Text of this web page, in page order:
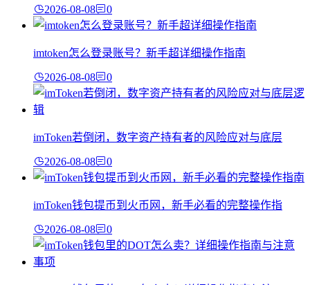
2026-08-08 0
imtoken怎么登录账号？新手超详细操作指南
2026-08-08 0
imToken若倒闭，数字资产持有者的风险应对与底层
2026-08-08 0
imToken钱包提币到火币网，新手必看的完整操作指
2026-08-08 0